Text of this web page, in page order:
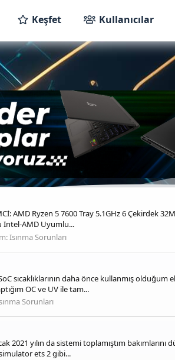
Keşfet Kullanıcılar
AMD Ryzen 5 7600 Tray 5.1GHz 6 Çekirdek
Intel-AMD Uyumlu...
Isınma Sorunları
sıcaklıklarının daha önce kullanmış olduğum
OC ve UV ile tam...
Sorunları
2021 yılın da sistemi toplamıştım bakımlarını
ets 2 gibi...